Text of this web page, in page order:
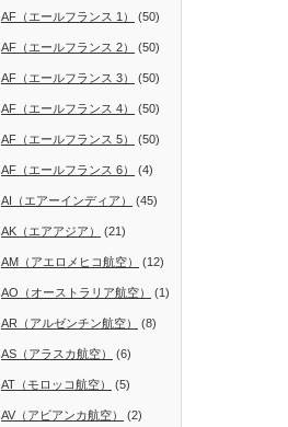
AF（エールフランス 1） (50)
AF（エールフランス 2） (50)
AF（エールフランス 3） (50)
AF（エールフランス 4） (50)
AF（エールフランス 5） (50)
AF（エールフランス 6） (4)
AI（エアーインディア） (45)
AK（エアアジア） (21)
AM（アエロメヒコ航空） (12)
AO（オーストラリア航空） (1)
AR（アルゼンチン航空） (8)
AS（アラスカ航空） (6)
AT（モロッコ航空） (5)
AV（アビアンカ航空） (2)